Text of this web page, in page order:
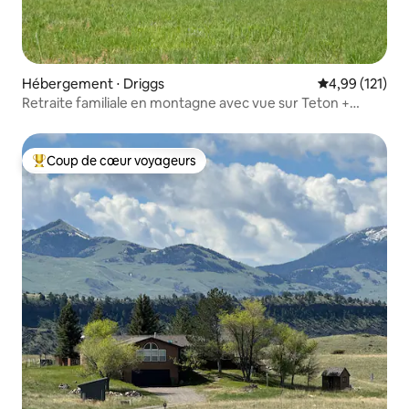
Hébergement ⋅ Driggs Évaluation
4,99 (121)
Retraite familiale en montagne avec vue sur Teton +
Coups de cœur voyageurs les plus appréciés
Coup de cœur voyageurs